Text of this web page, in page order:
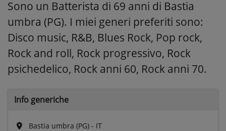
Sono un Batterista di 69 anni di Bastia
umbra (PG). I miei generi preferiti sono:
Disco music, R&B, Blues Rock, Pop rock,
Rock and roll, Rock progressivo, Rock
psichedelico, Rock anni 60, Rock anni 70.
Info generiche
Bastia umbra (PG) - IT